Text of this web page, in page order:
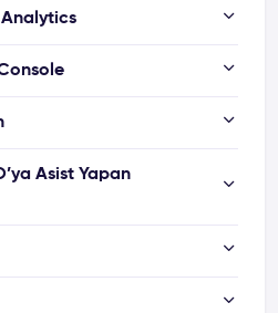
Analytics
Asist Yapan